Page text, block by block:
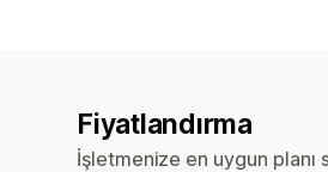
Fiyatlandırma
İşletmenize en uygun planı